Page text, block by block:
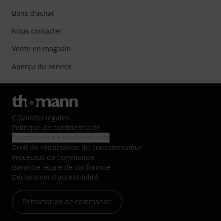
Bons d'achat
Nous contacter
Vente en magasin
Aperçu du service
CGV/Infos légales
Politique de confidentialité
Droit de rétractation du consommateur
Processus de commande
Garantie légale de conformité
Déclaration d'accessibilité
Rétractation de commande